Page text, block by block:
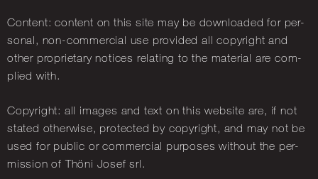
Con­tent: con­tent on this site may be down­loaded for per­
sonal, non-com­mer­cial use provided all copy­right and
other pro­pri­et­ary no­tices re­lat­ing to the ma­ter­ial are com­
plied with.
Copy­right: all im­ages and text on this web­site are, if not
stated oth­er­wise, pro­tec­ted by copy­right, and may not be
used for pub­lic or com­mer­cial pur­poses without the per­
mis­sion of Thöni Josef srl.